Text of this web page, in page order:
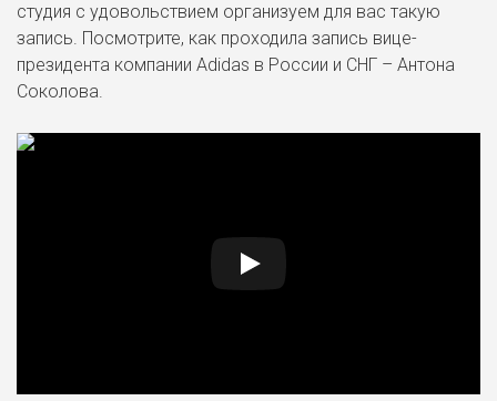
студия с удовольствием организуем для вас такую
запись. Посмотрите, как проходила запись вице-
президента компании Adidas в России и СНГ – Антона
Соколова.